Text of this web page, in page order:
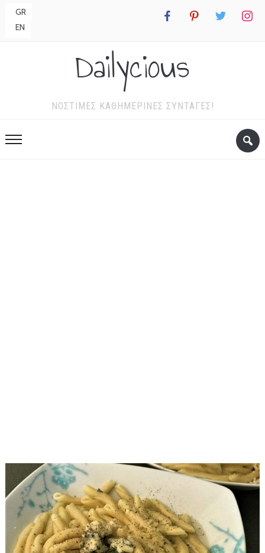
facebook pinterest twitter
GR
EN
Dailycious
ΝΌΣΤΙΜΕΣ ΚΑΘΗΜΕΡΙΝΈΣ ΣΥΝΤΑΓΈΣ!